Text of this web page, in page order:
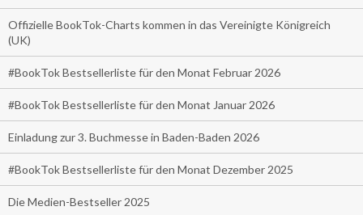
Offizielle BookTok-Charts kommen in das Vereinigte Königreich
(UK)
#BookTok Bestsellerliste für den Monat Februar 2026
#BookTok Bestsellerliste für den Monat Januar 2026
Einladung zur 3. Buchmesse in Baden-Baden 2026
#BookTok Bestsellerliste für den Monat Dezember 2025
Die Medien-Bestseller 2025